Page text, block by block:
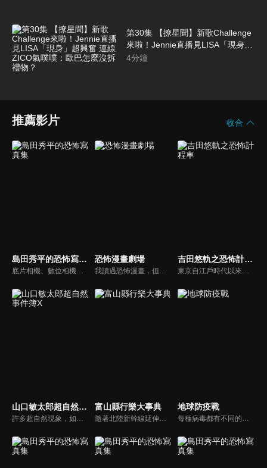
第30集 【撩星聞】新歌Challenge
來啦！Jennie直播見LISA「現身」
超興奮 連線ZICO氣噗噗：歐巴怎
4分鐘
推薦影片 收合
島田秀平的恐怖寫真集 恐怖漫畫劇場 吉田悠軌之恐怖計程車
山口敏太郎超自然事件簿X
許多超自然現象，如通靈、通靈力量、不明飛行物等，即使現代科學也沒有被闡明，作家兼超自然研究員山口敏太郎從他龐大的機密數據中創造了一個令人震驚的超自然現象。在節目中，山口敏太郎擔任《超自然案件檔案X》雜誌的主編，熟悉所處理主題的嘉賓則以辦公桌的形式出現。
富山縣行樂大事典
隨著北陸新幹線延伸至敦賀，北陸地區備受矚目，加上《紐約時報》的報導進一步提升了人們對富山的興趣，本節目將深入探索富山縣的魅力。我們將邀請知名 YouTube 頻道「富山的遊樂場！TV」的當地主播——金子奈央、津田奈由子與貞有里沙——一起介紹富山的精彩。此外，還會介紹鄰近縣市的觀光景點。
地球防疫戰
每種病毒都有不同的特性和超能力：它們會變形、繁殖、變異和合併以變得更強大。但病毒仍保留著一些人類普遍存在的基因，並賦予其一定的人性。對抗這些病毒的挑戰落在了一位科學家身上，他將為五名男孩引入一種特殊的 DNA，使其成為抗病毒藥物。男孩們將憑藉他們的敏捷、勇敢、智慧和超能力拯救世界。